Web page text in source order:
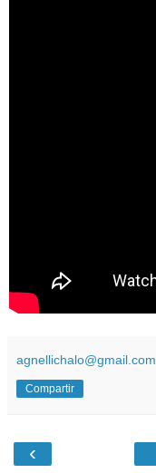
agnellichalo@gmail.com
Compartir
‹